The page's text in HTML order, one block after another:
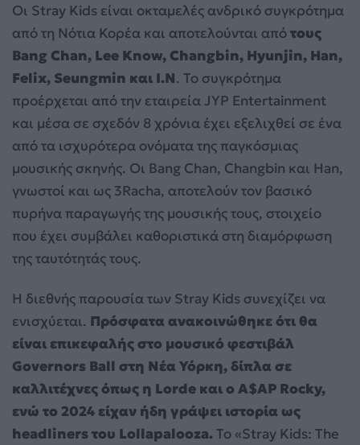
Οι Stray Kids είναι οκταμελές ανδρικό συγκρότημα
από τη Νότια Κορέα και αποτελούνται απότους
Bang Chan, Lee Know, Changbin, Hyunjin, Han,
Felix, Seungmin και I.N. Το συγκρότημα
προέρχεται από την εταιρεία JYP Entertainment
και μέσα σε σχεδόν 8 χρόνια έχει εξελιχθεί σε ένα
από τα ισχυρότερα ονόματα της παγκόσμιας
μουσικής σκηνής. Οι Bang Chan, Changbin και Han,
γνωστοί και ως 3Racha, αποτελούν τον βασικό
πυρήνα παραγωγής της μουσικής τους, στοιχείο
που έχει συμβάλει καθοριστικά στη διαμόρφωση
της ταυτότητάς τους.
Η διεθνής παρουσία των Stray Kids συνεχίζει να
ενισχύεται. Πρόσφατα ανακοινώθηκε ότι θα
είναι επικεφαλής στο μουσικό φεστιβάλ
Governors Ball στη Νέα Υόρκη, δίπλα σε
καλλιτέχνες όπως η Lorde και ο A$AP Rocky,
ενώ το 2024 είχαν ήδη γράψει ιστορία ως
headliners του Lollapalooza.Το «Stray Kids: The